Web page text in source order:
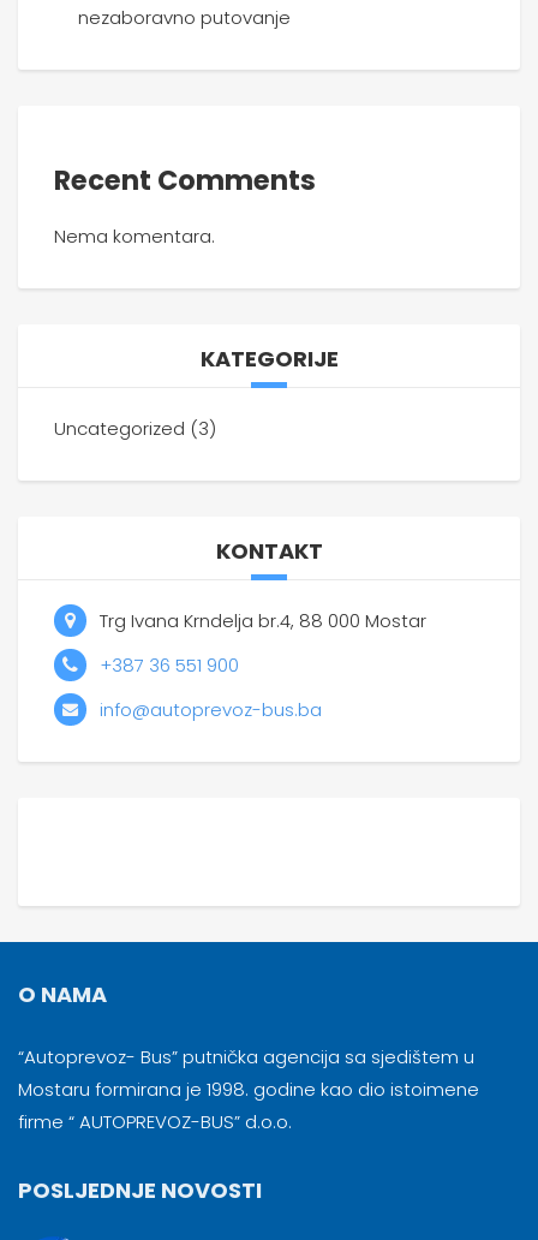
nezaboravno putovanje
Recent Comments
Nema komentara.
KATEGORIJE
Uncategorized (3)
KONTAKT
Trg Ivana Krndelja br.4, 88 000 Mostar
+387 36 551 900
info@autoprevoz-bus.ba
O NAMA
“Autoprevoz- Bus” putnička agencija sa sjedištem u
Mostaru formirana je 1998. godine kao dio istoimene
firme “ AUTOPREVOZ-BUS” d.o.o.
POSLJEDNJE NOVOSTI